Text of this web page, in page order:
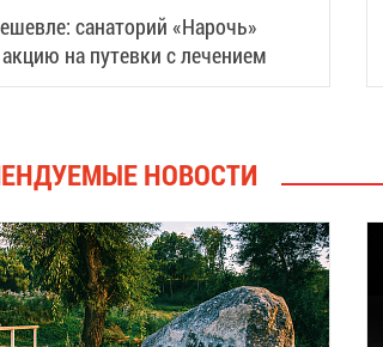
санаторий «Нарочь»
на путевки с лечением
НОВОСТИ